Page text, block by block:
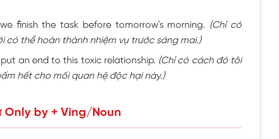
finish the task before tomorrow's morning. (Chỉ có
có thể hoàn thành nhiệm vụ trước sáng mai.)
an end to this toxic relationship. (Chỉ có cách đó tôi
hết cho mối quan hệ độc hại này.)
by + Ving/Noun